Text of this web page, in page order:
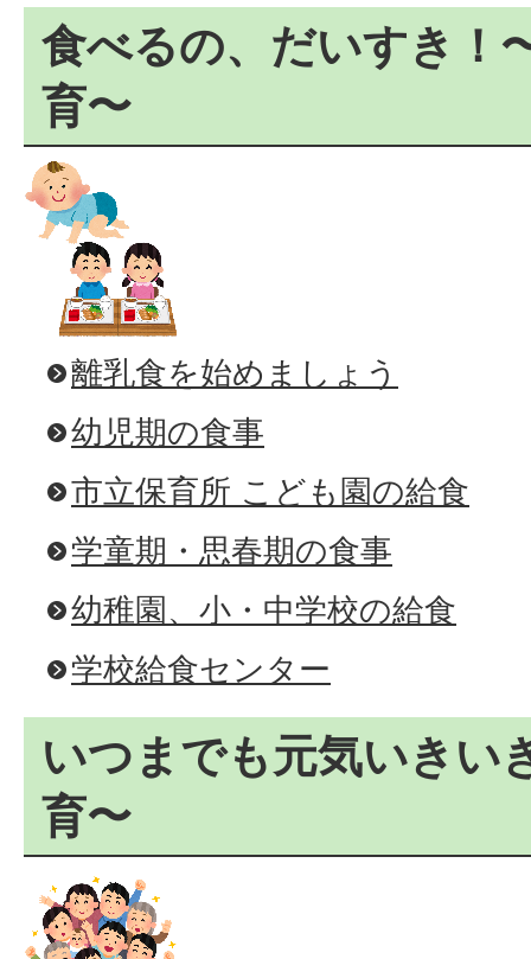
食べるの、だいすき！
育〜
離乳食を始めましょう
幼児期の食事
市立保育所 こども園の給食
学童期・思春期の食事
幼稚園、小・中学校の給食
学校給食センター
いつまでも元気いきい
育〜